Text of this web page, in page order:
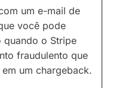
um e-mail de
você pode
o Stripe
fraudulento que
um chargeback.